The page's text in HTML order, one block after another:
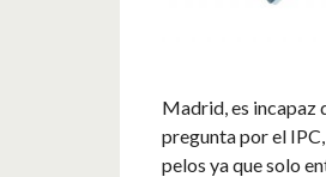
Madrid, es incapaz
pregunta por el
pelos ya que solo